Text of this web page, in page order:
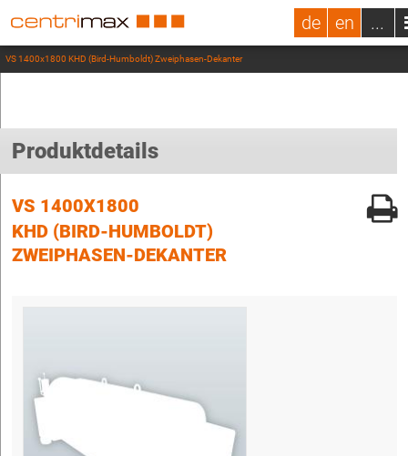
de en ...
VS 1400x1800 KHD (Bird-Humboldt) Zweiphasen-Dekanter
Produktdetails
VS 1400X1800
KHD (BIRD-HUMBOLDT)
ZWEIPHASEN-DEKANTER